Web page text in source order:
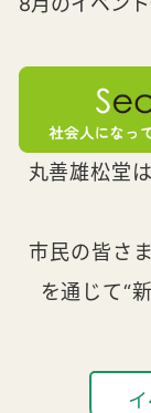
丸善雄松堂
市民の皆さ
を通じて“